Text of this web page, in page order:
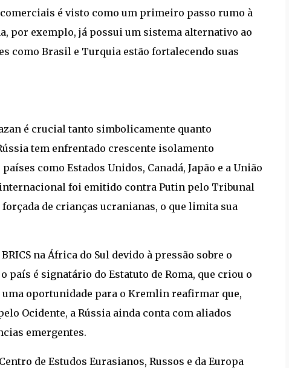
é visto como um primeiro passo rumo à
por exemplo, já possui um sistema alternativo ao
como Brasil e Turquia estão fortalecendo suas
é crucial tanto simbolicamente quanto
tem enfrentado crescente isolamento
como Estados Unidos, Canadá, Japão e a União
foi emitido contra Putin pelo Tribunal
de crianças ucranianas, o que limita sua
na África do Sul devido à pressão sobre o
país é signatário do Estatuto de Roma, que criou o
uma oportunidade para o Kremlin reafirmar que,
Ocidente, a Rússia ainda conta com aliados
emergentes.
de Estudos Eurasianos, Russos e da Europa